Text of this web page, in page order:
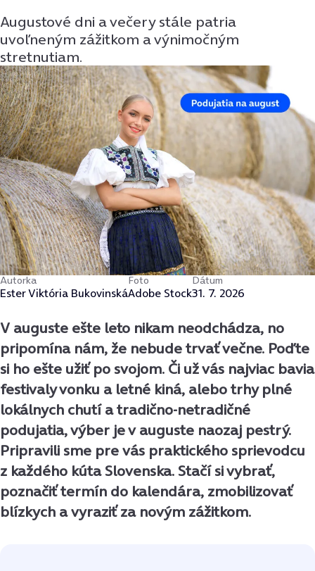
Augustové dni a večery stále patria
uvoľneným zážitkom a výnimočným
stretnutiam.
Autorka
Ester Viktória Bukovinská
Foto
Adobe Stock
Dátum
31. 7. 2026
V auguste ešte leto nikam neodchádza, no
pripomína nám, že nebude trvať večne. Poďte
si ho ešte užiť po svojom. Či už vás najviac bavia
festivaly vonku a letné kiná, alebo trhy plné
lokálnych chutí a tradično-netradičné
podujatia, výber je v auguste naozaj pestrý.
Pripravili sme pre vás praktického sprievodcu
z každého kúta Slovenska. Stačí si vybrať,
poznačiť termín do kalendára, zmobilizovať
blízkych a vyraziť za novým zážitkom.